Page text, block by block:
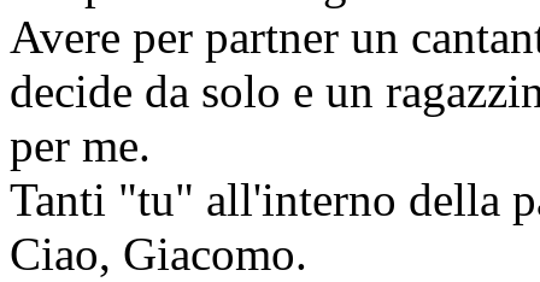
Avere per partner un
decide da solo e un
per me.
Tanti "tu" all'interno della
Ciao, Giacomo.